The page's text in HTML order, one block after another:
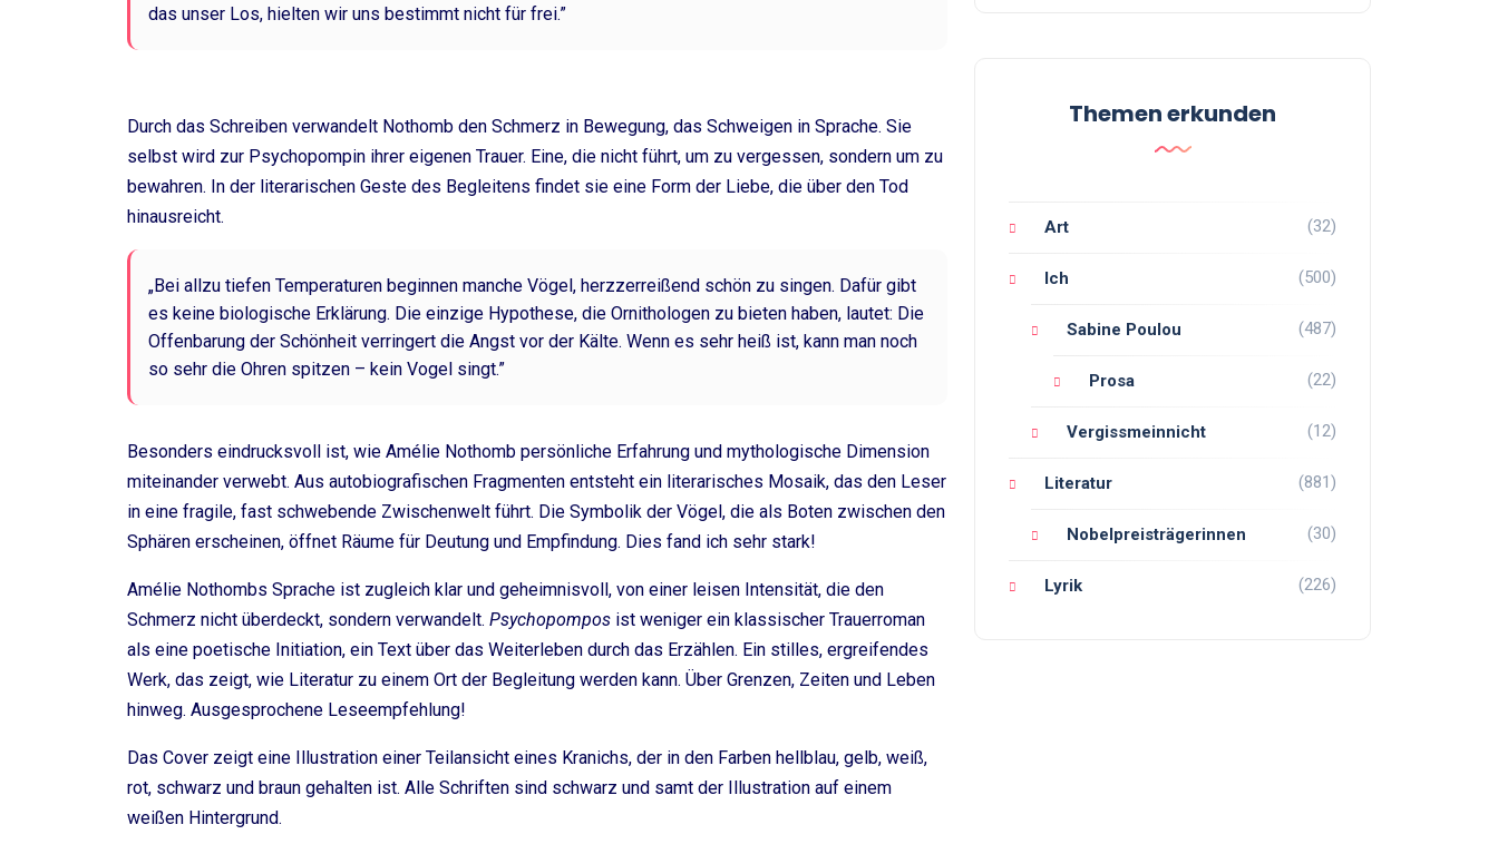
das unser Los, hielten wir uns bestimmt nicht für frei.”
Durch das Schreiben verwandelt Nothomb den Schmerz in Bewegung, das Schweigen in Sprache. Sie
selbst wird zur Psychopompin ihrer eigenen Trauer. Eine, die nicht führt, um zu vergessen, sondern um zu
bewahren. In der literarischen Geste des Begleitens findet sie eine Form der Liebe, die über den Tod
hinausreicht.
„Bei allzu tiefen Temperaturen beginnen manche Vögel, herzzerreißend schön zu singen. Dafür gibt
es keine biologische Erklärung. Die einzige Hypothese, die Ornithologen zu bieten haben, lautet: Die
Offenbarung der Schönheit verringert die Angst vor der Kälte. Wenn es sehr heiß ist, kann man noch
so sehr die Ohren spitzen – kein Vogel singt.”
Besonders eindrucksvoll ist, wie Amélie Nothomb persönliche Erfahrung und mythologische Dimension
miteinander verwebt. Aus autobiografischen Fragmenten entsteht ein literarisches Mosaik, das den Leser
in eine fragile, fast schwebende Zwischenwelt führt. Die Symbolik der Vögel, die als Boten zwischen den
Sphären erscheinen, öffnet Räume für Deutung und Empfindung. Dies fand ich sehr stark!
Amélie Nothombs Sprache ist zugleich klar und geheimnisvoll, von einer leisen Intensität, die den
Schmerz nicht überdeckt, sondern verwandelt. Psychopompos ist weniger ein klassischer Trauerroman
als eine poetische Initiation, ein Text über das Weiterleben durch das Erzählen. Ein stilles, ergreifendes
Werk, das zeigt, wie Literatur zu einem Ort der Begleitung werden kann. Über Grenzen, Zeiten und Leben
hinweg. Ausgesprochene Leseempfehlung!
Das Cover zeigt eine Illustration einer Teilansicht eines Kranichs, der in den Farben hellblau, gelb, weiß,
rot, schwarz und braun gehalten ist. Alle Schriften sind schwarz und samt der Illustration auf einem
weißen Hintergrund.
Themen erkunden
Art (32)
Ich (500)
Sabine Poulou (487)
Prosa (22)
Vergissmeinnicht (12)
Literatur (881)
Nobelpreisträgerinnen (30)
Lyrik (226)